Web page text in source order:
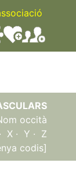
occità
· X · Y · Z
codis]